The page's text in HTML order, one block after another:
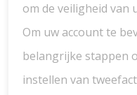
om de veiligheid van
Om uw account te
belangrijke stappen
instellen van